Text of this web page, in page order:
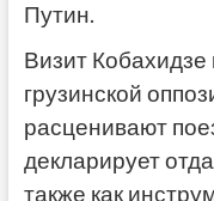
Путин.
Визит Кобахидзе
грузинской
расценивают
декларирует
также как